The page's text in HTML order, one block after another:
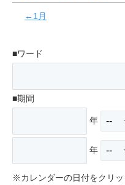
←1月
■ワード
■期間
年
年
※カレンダーの日付をクリ